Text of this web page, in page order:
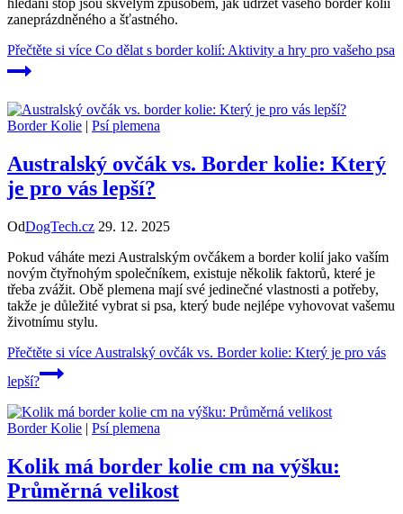
hledání stop jsou skvělým způsobem, jak udržet vašeho border kolií
zaneprázdněného a šťastného.
Přečtěte si více Co dělat s border kolií: Aktivity a hry pro vašeho psa
Border Kolie | Psí plemena
Australský ovčák vs. Border kolie: Který
je pro vás lepší?
OdDogTech.cz 29. 12. 2025
Pokud váháte mezi Australským ovčákem a border kolií jako vaším
novým čtyřnohým společníkem, existuje několik faktorů, které je
třeba zvážit. Obě plemena mají své jedinečné vlastnosti a potřeby,
takže je důležité vybrat si psa, který bude nejlépe vyhovovat vašemu
životnímu stylu.
Přečtěte si více Australský ovčák vs. Border kolie: Který je pro vás
lepší?
Border Kolie | Psí plemena
Kolik má border kolie cm na výšku:
Průměrná velikost